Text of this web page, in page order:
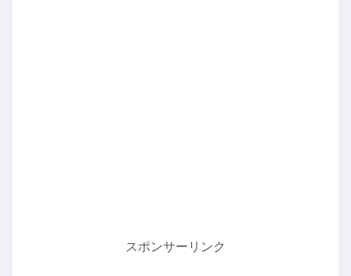
スポンサーリンク